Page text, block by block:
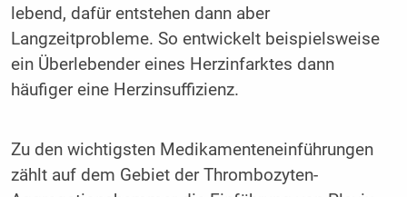
lebend, dafür entstehen dann aber
Langzeitprobleme. So entwickelt beispielsweise
ein Überlebender eines Herzinfarktes dann
häufiger eine Herzinsuffizienz.
Zu den wichtigsten Medikamenteneinführungen
zählt auf dem Gebiet der Thrombozyten-